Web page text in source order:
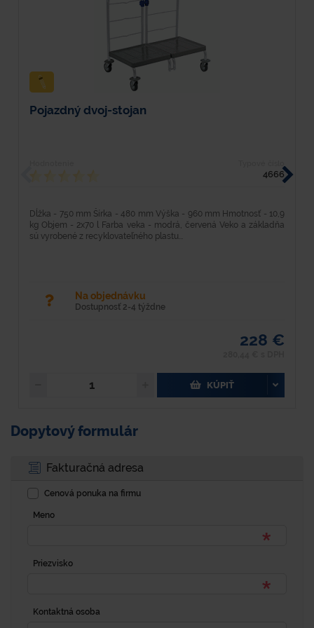
Pojazdný dvoj-stojan
4666
Dĺžka - 750 mm Šírka - 480 mm Výška - 960 mm Hmotnosť - 10,9
kg Objem - 2x70 l Farba veka - modrá, červená Veko a základňa
sú vyrobené z recyklovateľného plastu...
Na objednávku
Dostupnosť 2-4 týždne
228 €
KÚPIŤ
Dopytový formulár
Fakturačná adresa
Cenová ponuka na firmu
Meno
Priezvisko
Kontaktná osoba